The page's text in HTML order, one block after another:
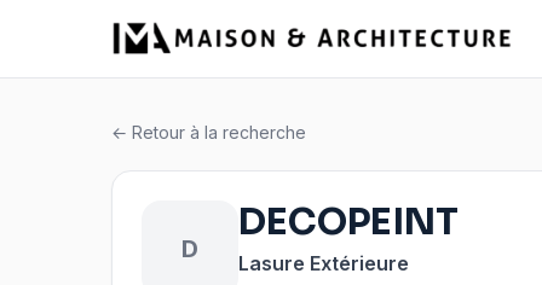
← Retour à la recherche
D
DECOPEINT
Lasure Extérieure